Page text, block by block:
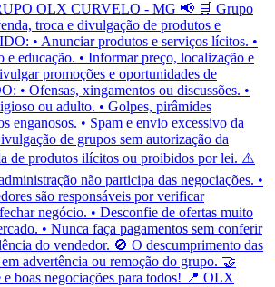
OLX CURVELO - MG 📢 🛒 Grupo
troca e divulgação de produtos e
• Anunciar produtos e serviços lícitos. •
e educação. • Informar preço, localização e
promoções e oportunidades de
• Ofensas, xingamentos ou discussões. •
ou adulto. • Golpes, pirâmides
enganosos. • Spam e envio excessivo da
de grupos sem autorização da
de produtos ilícitos ou proibidos por lei. ⚠️
não participa das negociações. •
são responsáveis por verificar
negócio. • Desconfie de ofertas muito
• Nunca faça pagamentos sem conferir
do vendedor. 🚫 O descumprimento das
advertência ou remoção do grupo. 🤝
e boas negociações para todos! 📍 OLX